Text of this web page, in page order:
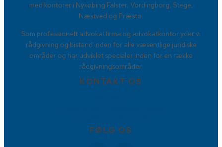
med kontorer i Nykøbing Falster, Vordingborg, Stege,
Næstved og Præstø.
Som professionelt advokatfirma og advokatkontor yder vi
rådgivning og bistand inden for alle væsentlige juridiske
områder og har udviklet specialer inden for en række
rådgivningsområder.
KONTAKT OS
FØLG OS